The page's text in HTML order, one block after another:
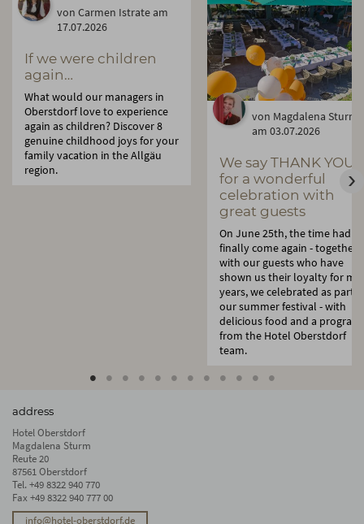
von Carmen Istrate am
17.07.2026
If we were children
again…
What would our managers in
Oberstdorf love to experience
again as children? Discover 8
genuine childhood joys for your
family vacation in the Allgäu
region.
von Magdalena Sturm
am 03.07.2026
We say THANK YOU:
for a wonderful
celebration with
great guests
On June 25th, the time had
finally come again - together
with our guests who have
shown us their loyalty for
years, we celebrated as part
our summer festival - with
delicious food and a program
from the Hotel Oberstdorf
team.
address
Hotel Oberstdorf
Magdalena Sturm
Reute 20
87561 Oberstdorf
Tel. +49 8322 940 770
Fax +49 8322 940 777 00
info@hotel-oberstdorf.de